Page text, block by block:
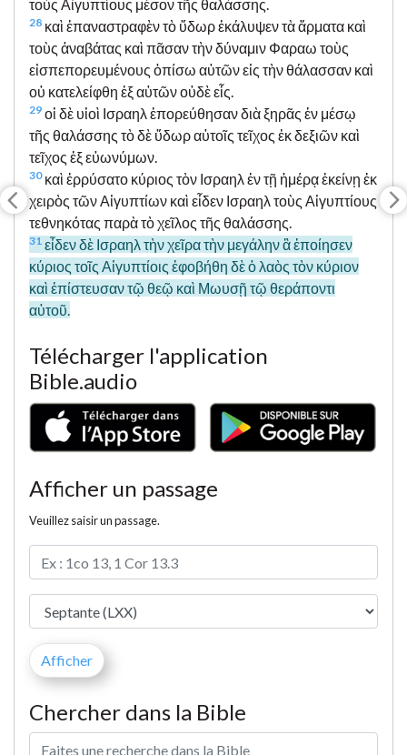
τοὺς Αἰγυπτίους μέσον τῆς θαλάσσης.
28 καὶ ἐπαναστραφὲν τὸ ὕδωρ ἐκάλυψεν τὰ ἅρματα καὶ
τοὺς ἀναβάτας καὶ πᾶσαν τὴν δύναμιν Φαραω τοὺς
εἰσπεπορευμένους ὀπίσω αὐτῶν εἰς τὴν θάλασσαν καὶ
οὐ κατελείφθη ἐξ αὐτῶν οὐδὲ εἷς.
29 οἱ δὲ υἱοὶ Ισραηλ ἐπορεύθησαν διὰ ξηρᾶς ἐν μέσῳ
τῆς θαλάσσης τὸ δὲ ὕδωρ αὐτοῖς τεῖχος ἐκ δεξιῶν καὶ
τεῖχος ἐξ εὐωνύμων.
30καὶ ἐρρύσατο κύριος τὸν Ισραηλ ἐν τῇ ἡμέρᾳ ἐκείνῃ ἐκ
χειρὸς τῶν Αἰγυπτίων καὶ εἶδεν Ισραηλ τοὺς Αἰγυπτίους
τεθνηκότας παρὰ τὸ χεῖλος τῆς θαλάσσης.
31 εἶδεν δὲ Ισραηλ τὴν χεῖρα τὴν μεγάλην ἃ ἐποίησεν
κύριος τοῖς Αἰγυπτίοις ἐφοβήθη δὲ ὁ λαὸς τὸν κύριον
καὶ ἐπίστευσαν τῷ θεῷ καὶ Μωυσῇ τῷ θεράποντι
αὐτοῦ.
Télécharger l'application
Bible.audio
Afficher un passage
Veuillez saisir un passage.
Chercher dans la Bible